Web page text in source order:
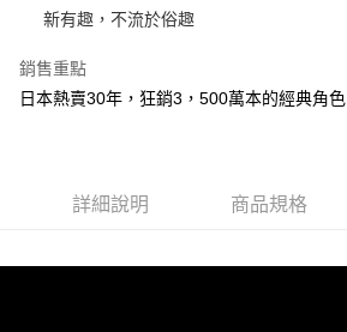
街口支付
悠遊付
全家取貨付款
新有趣，不流於俗趣
銷售重點
日本熱賣30年，狂銷3，500萬本的經典角色
詳細說明 商品規格